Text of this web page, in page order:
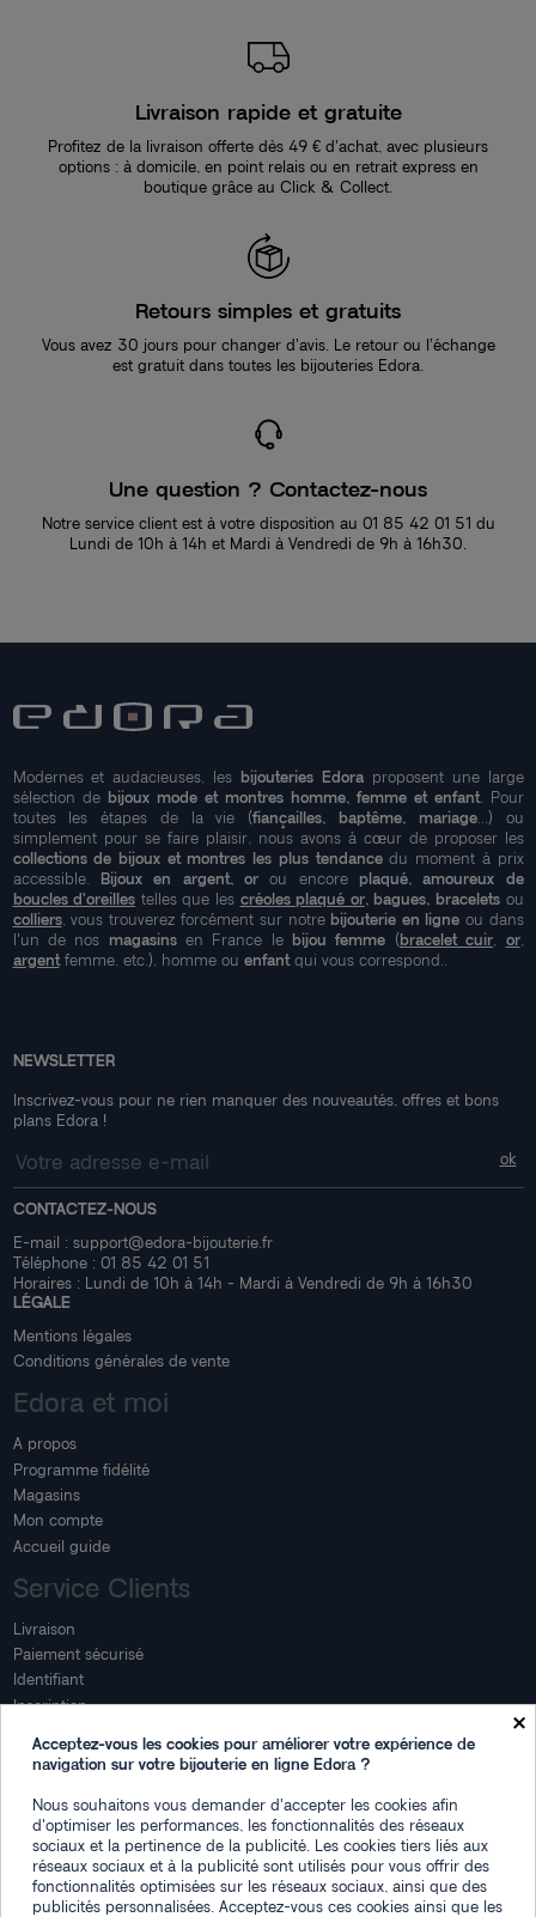
Livraison rapide et gratuite
Profitez de la livraison offerte dès 49 € d’achat, avec plusieurs
options : à domicile, en point relais ou en retrait express en
boutique grâce au Click & Collect.
Retours simples et gratuits
Vous avez 30 jours pour changer d’avis. Le retour ou l’échange
est gratuit dans toutes les bijouteries Edora.
Une question ? Contactez-nous
Notre service client est à votre disposition au 01 85 42 01 51 du
Lundi de 10h à 14h et Mardi à Vendredi de 9h à 16h30.
Modernes et audacieuses, les bijouteries Edoraproposent une large
sélection de bijoux mode et montres homme, femme et enfant. Pour
toutes les étapes de la vie (fiançailles, baptême, mariage...) ou
simplement pour se faire plaisir, nous avons à cœur de proposer les
collections de bijoux et montres les plus tendancedu moment à prix
accessible. Bijoux en argent, orou encore plaqué, amoureux de
boucles d'oreilles telles que les créoles plaqué or, bagues, braceletsou
colliers, vous trouverez forcément sur notre bijouterie en ligne ou dans
l'un de nos magasinsen France le bijou femme (bracelet cuir or,
argentfemme, etc.), homme ou enfantqui vous correspond..
NEWSLETTER
Inscrivez-vous pour ne rien manquer des nouveautés, offres et bons
plans Edora !
CONTACTEZ-NOUS
E-mail : support@edora-bijouterie.fr
Téléphone : 01 85 42 01 51
Horaires : Lundi de 10h à 14h - Mardi à Vendredi de 9h à 16h30
LÉGALE
Mentions légales
Conditions générales de vente
Edora et moi
A propos
Programme fidélité
Magasins
Mon compte
Accueil guide
Service Clients
Livraison
Paiement sécurisé
Identifiant
Inscription
Mon espace
Suivi de commande
Connexion
Créez votre compte
Des questions
×
Acceptez-vous les cookies pour améliorer votre expérience de
navigation sur votre bijouterie en ligne Edora ?
Nous souhaitons vous demander d'accepter les cookies afin
d'optimiser les performances, les fonctionnalités des réseaux
sociaux et la pertinence de la publicité. Les cookies tiers liés aux
réseaux sociaux et à la publicité sont utilisés pour vous offrir des
fonctionnalités optimisées sur les réseaux sociaux, ainsi que des
publicités personnalisées. Acceptez-vous ces cookies ainsi que les